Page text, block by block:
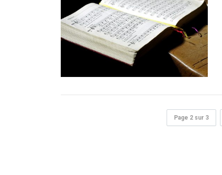
Page 2 sur 3